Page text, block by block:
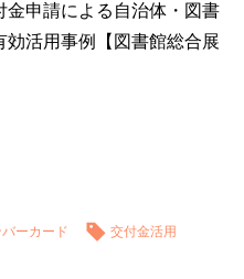
金申請による自治体・図書
活用事例【図書館総合展
ーカード
交付金活用